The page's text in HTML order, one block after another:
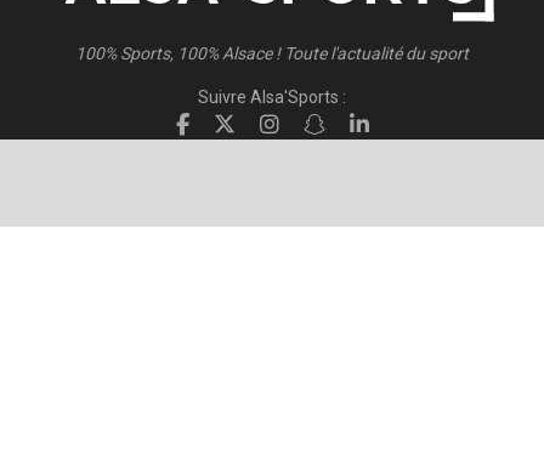
100% Sports, 100% Alsace ! Toute l'actualité du sport
Suivre Alsa'Sports :